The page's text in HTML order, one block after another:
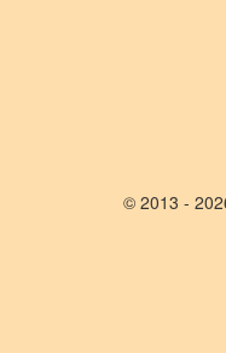
© 2013 -